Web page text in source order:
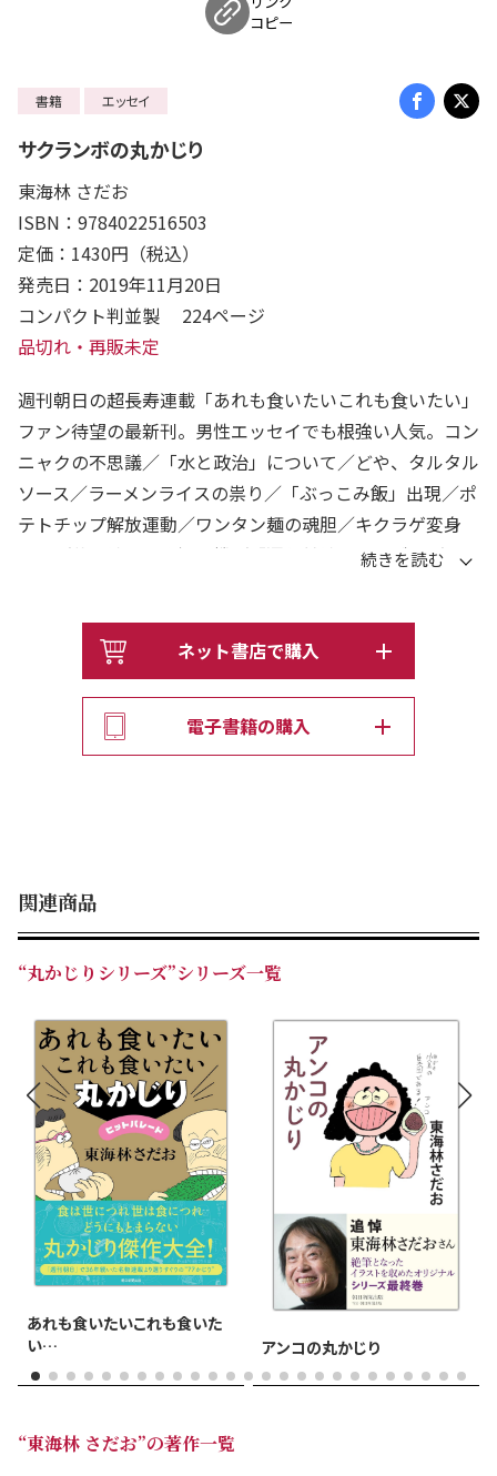
コピー
書籍 エッセイ
サクランボの丸かじり
東海林 さだお
ISBN：9784022516503
定価：1430円（税込）
発売日：2019年11月20日
コンパクト判並製 224ページ
品切れ・再販未定
週刊朝日の超長寿連載「あれも食いたいこれも食いたい」
ファン待望の最新刊。男性エッセイでも根強い人気。コン
ニャクの不思議／「水と政治」について／どや、タルタル
ソース／ラーメンライスの祟り／「ぶっこみ飯」出現／ポ
テトチップ解放運動／ワンタン麺の魂胆／キクラゲ変身
す？／夢の納豆かき混ぜ機／「濡れ甘納豆のナゾ」／スナ
グー！か／東京オリンピックのオカーメ問題／わたしサク
ランボのファンです／ビールは泡あってこそ／焦げ目って
いーな！／トコロテンは葛切りか／冷やし中華もカップで
／冷やせ！ あったか飯／口福は口幅にあり／日本の鰻重
このままでいいのか／え？ サンマをいっぺんに二匹！？
掛けのＴＫＧ／シメでシメる宴会／シオかタレでしおたれ
る人々／ランチ新党ここに成立！／猫の舌は猫舌。全36
本収録。食への探求心はますます強まる一
方・・・・・・。
ネット書店で購入
電子書籍の購入
関連商品
“丸かじりシリーズ”シリーズ一覧
あれも食いたいこれも食いた
い
丸かじりヒットパレード
アンコの丸かじり
“東海林 さだお”の著作一覧